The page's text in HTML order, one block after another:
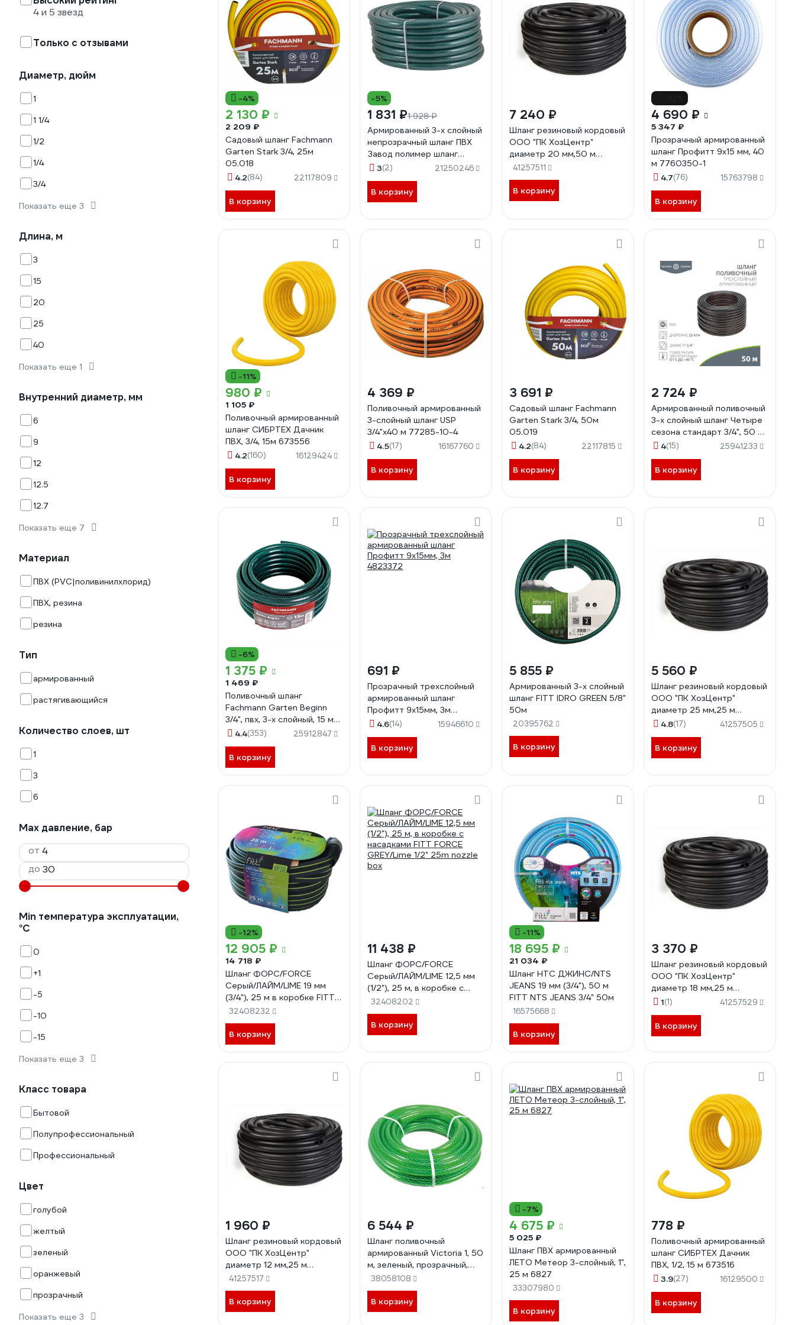
4 и 5 звезд
Только с отзывами
Диаметр, дюйм
1
1 1/4
1/2
1/4
3/4
Показать еще 3
Длина, м
3
15
20
25
40
Показать еще 1
Внутренний диаметр, мм
6
9
12
12.5
12.7
Показать еще 7
Материал
ПВХ (PVC|поливинилхлорид)
ПВХ, резина
резина
Тип
армированный
растягивающийся
Количество слоев, шт
1
3
6
Max давление, бар
от
до
Min температура эксплуатации,
°С
0
+1
-5
-10
-15
Показать еще 3
Класс товара
Бытовой
Полупрофессиональный
Профессиональный
Цвет
голубой
желтый
зеленый
оранжевый
прозрачный
Показать еще 3
-4%
2 130 ₽
2 209 ₽
Садовый шланг Fachmann
Garten Stark 3/4, 25м
05.018
4.2(84) 22117809
В корзину
-5%
1 831 ₽1 928 ₽
Армированный 3-х слойный
непрозрачный шланг ПВХ
Завод полимер шланг
Метеор 3/4", 25 м ПР334
3(2) 21250246
В корзину
7 240 ₽
Шланг резиновый кордовый
ООО "ПК ХозЦентр"
диаметр 20 мм,50 м
СИ-00397
41257511
В корзину
4 690 ₽
5 347 ₽
Прозрачный армированный
шланг Профитт 9х15 мм, 40
м 7760350-1
4.7(76) 15763798
В корзину
-11%
980 ₽
1 105 ₽
Поливочный армированный
шланг СИБРТЕХ Дачник
ПВХ, 3/4, 15м 673556
4.2(160) 16129424
В корзину
4 369 ₽
Поливочный армированный
3-слойный шланг USP
3/4"x40 м 77285-10-4
4.5(17) 16167760
В корзину
3 691 ₽
Садовый шланг Fachmann
Garten Stark 3/4, 50м
05.019
4.2(84) 22117815
В корзину
2 724 ₽
Армированный поливочный
3-х слойный шланг Четыре
сезона стандарт 3/4", 50 м
62-0227
4(15) 25941233
В корзину
-6%
1 375 ₽
1 469 ₽
Поливочный шланг
Fachmann Garten Beginn
3/4", пвх, 3-х слойный, 15 м
05.057
4.4(353) 25912847
В корзину
691 ₽
Прозрачный трехслойный
армированный шланг
Профитт 9х15мм, 3м
4823372
4.6(14) 15946610
В корзину
5 855 ₽
Армированный 3-х слойный
шланг FITT IDRO GREEN 5/8"
50м
20395762
В корзину
5 560 ₽
Шланг резиновый кордовый
ООО "ПК ХозЦентр"
диаметр 25 мм,25 м
СИ-01751
4.8(17) 41257505
В корзину
-12%
12 905 ₽
14 718 ₽
Шланг ФОРС/FORCE
Серый/ЛАЙМ/LIME 19 мм
(3/4"), 25 м в коробке FITT
FORCE GREY/Lime 3/4" 25m
box
32408232
В корзину
11 438 ₽
Шланг ФОРС/FORCE
Серый/ЛАЙМ/LIME 12,5 мм
(1/2"), 25 м, в коробке с
насадками FITT FORCE
GREY/Lime 1/2" 25m nozzle
box
32408202
В корзину
-11%
18 695 ₽
21 034 ₽
Шланг НТС ДЖИНС/NTS
JEANS 19 мм (3/4"), 50 м
FITT NTS JEANS 3/4" 50м
16575668
В корзину
3 370 ₽
Шланг резиновый кордовый
ООО "ПК ХозЦентр"
диаметр 18 мм,25 м
СИ-01749
1(1) 41257529
В корзину
1 960 ₽
Шланг резиновый кордовый
ООО "ПК ХозЦентр"
диаметр 12 мм,25 м
СИ-01747
41257517
В корзину
6 544 ₽
Шланг поливочный
армированный Victoria 1, 50
м, зеленый, прозрачный,
HKE001 зелен.
38058108
В корзину
-7%
4 675 ₽
5 025 ₽
Шланг ПВХ армированный
ЛЕТО Метеор 3-слойный, 1",
25 м 6827
33307980
В корзину
778 ₽
Поливочный армированный
шланг СИБРТЕХ Дачник
ПВХ, 1/2, 15 м 673516
3.9(27) 16129500
В корзину